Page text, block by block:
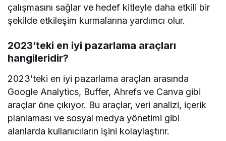
çalışmasını sağlar ve hedef kitleyle daha etkili bir
şekilde etkileşim kurmalarına yardımcı olur.
2023’teki en iyi pazarlama araçları
hangileridir?
2023’teki en iyi pazarlama araçları arasında
Google Analytics, Buffer, Ahrefs ve Canva gibi
araçlar öne çıkıyor. Bu araçlar, veri analizi, içerik
planlaması ve sosyal medya yönetimi gibi
alanlarda kullanıcıların işini kolaylaştırır.